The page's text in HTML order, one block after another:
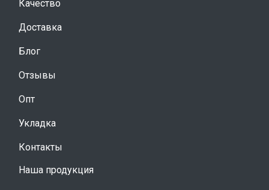
Качество
Доставка
Блог
Отзывы
Опт
Укладка
Контакты
Наша продукция